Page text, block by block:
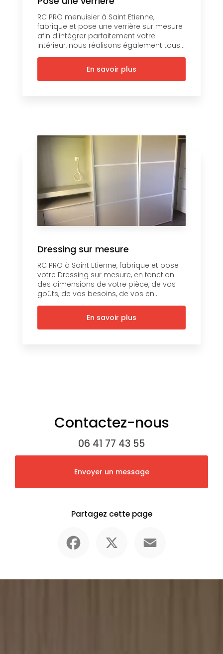
RC PRO menuisier à Saint Etienne,
fabrique et pose une verrière sur mesure
afin d'intégrer parfaitement votre
intérieur, nous réalisons également tous...
En savoir plus
Dressing sur mesure
RC PRO à Saint Etienne, fabrique et pose
votre Dressing sur mesure, en fonction
des dimensions de votre pièce, de vos
goûts, de vos besoins, de vos en...
En savoir plus
Contactez-nous
06 41 77 43 55
Envoyer un message
Partagez cette page